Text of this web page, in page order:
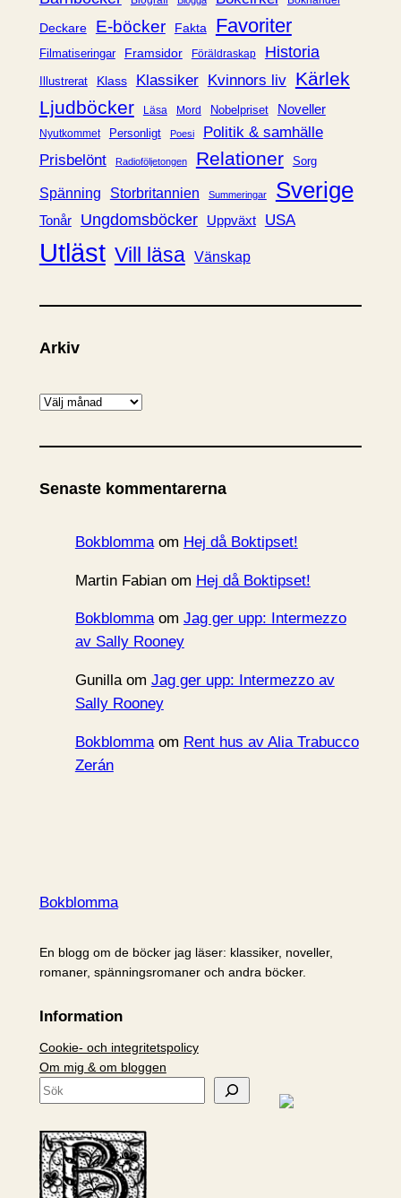
Deckare E-böcker Fakta Favoriter
Filmatiseringar Framsidor Föräldraskap Historia
Illustrerat Klass Klassiker Kvinnors liv Kärlek
Ljudböcker
Läsa Mord Nobelpriset Noveller
Nyutkommet Personligt Poesi
Politik & samhälle
Prisbelönt
Radioföljetongen Relationer Sorg
Spänning Storbritannien Summeringar Sverige
Tonår Ungdomsböcker Uppväxt USA
Utläst Vill läsa Vänskap
Arkiv
A
k
v
Senaste kommentarerna
Bokblommaom Hej då Boktipset!
Martin Fabianom Hej då Boktipset!
Bokblommaom Jag ger upp: Intermezzo
av Sally Rooney
Gunillaom Jag ger upp: Intermezzo av
Sally Rooney
Bokblommaom Rent hus av Alia Trabucco
Zerán
Bokblomma
En blogg om de böcker jag läser: klassiker, noveller,
romaner, spänningsromaner och andra böcker.
Information
Cookie- och integritetspolicy
Om mig & om bloggen
S
k